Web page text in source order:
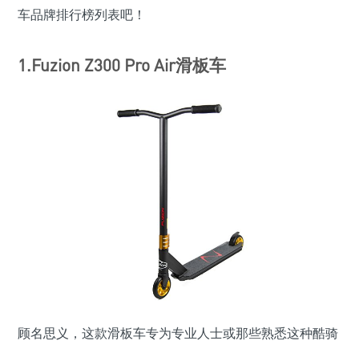
车品牌排行榜列表吧！
1.Fuzion Z300 Pro Air滑板车
顾名思义，这款滑板车专为专业人士或那些熟悉这种酷骑